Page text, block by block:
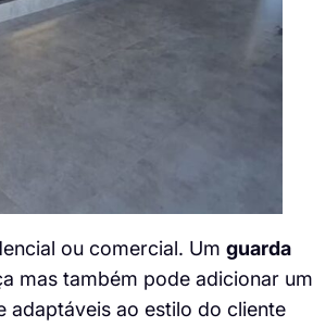
ou comercial. Um guarda
mas também pode adicionar um
adaptáveis ao estilo do cliente